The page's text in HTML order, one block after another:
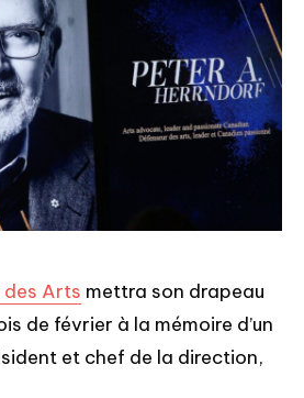
Arts mettra son drapeau
de février à la mémoire d’un
et chef de la direction,